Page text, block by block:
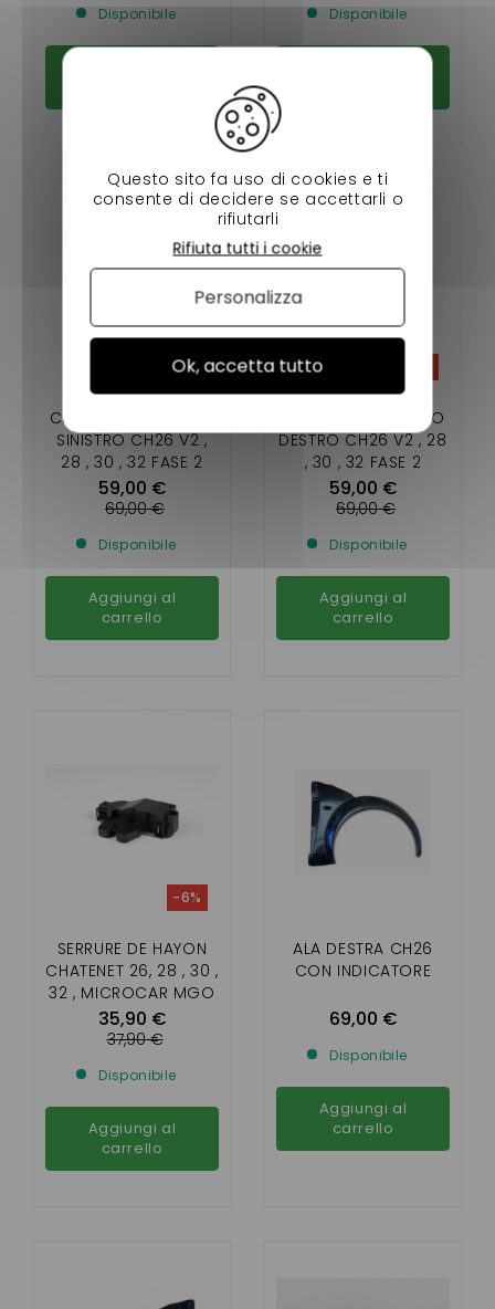
Disponibile Disponibile
CHATENET SPECCHIO
SINISTRO CH26 V2 ,
28 , 30 , 32 FASE 2
59,00 €
-15%
69,00 €
Disponibile
Aggiungi al
carrello
CHATENET SPECCHIO
DESTRO CH26 V2 , 28
, 30 , 32 FASE 2
59,00 €
69,00 €
Disponibile
Aggiungi al
carrello
SERRURE DE HAYON
CHATENET 26, 28 , 30 ,
32 , MICROCAR MGO
1 , 2 , F8C , JDM
ABACA , ALOES ,
LIGIER JS RC
35,90 €
-6%
37,90 €
Disponibile
Aggiungi al
carrello
ALA DESTRA CH26
CON INDICATORE
69,00 €
Disponibile
Aggiungi al
carrello
Questo sito fa uso di cookies e ti
consente di decidere se accettarli o
rifiutarli
Ok, accetta tutto
Rifiuta tutti i cookie
Personalizza